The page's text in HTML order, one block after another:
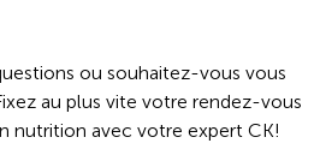
ou souhaitez-vous vous
au plus vite votre rendez-vous
nutrition avec votre expert CK!